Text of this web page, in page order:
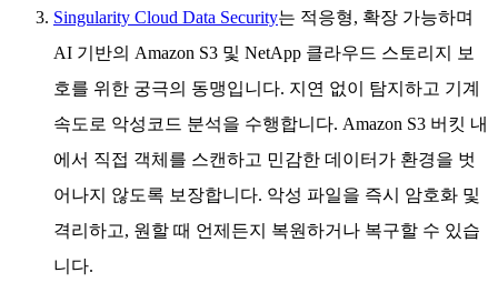
Singularity Cloud Data Security는 적응형, 확장 가능하며
AI 기반의 Amazon S3 및 NetApp 클라우드 스토리지 보
호를 위한 궁극의 동맹입니다. 지연 없이 탐지하고 기계
속도로 악성코드 분석을 수행합니다. Amazon S3 버킷 내
에서 직접 객체를 스캔하고 민감한 데이터가 환경을 벗
어나지 않도록 보장합니다. 악성 파일을 즉시 암호화 및
격리하고, 원할 때 언제든지 복원하거나 복구할 수 있습
니다.